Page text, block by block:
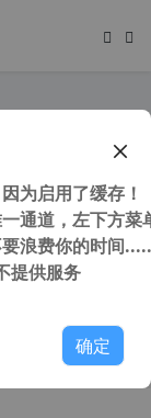
为启用了缓存！
通道，左下方菜
浪费你的时间
提供服务
确定